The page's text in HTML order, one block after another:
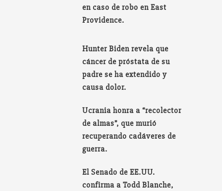
en caso de robo en East
Providence.
Hunter Biden revela que
cáncer de próstata de su
padre se ha extendido y
causa dolor.
Ucrania honra a “recolector
de almas”, que murió
recuperando cadáveres de
guerra.
El Senado de EE.UU.
confirma a Todd Blanche,